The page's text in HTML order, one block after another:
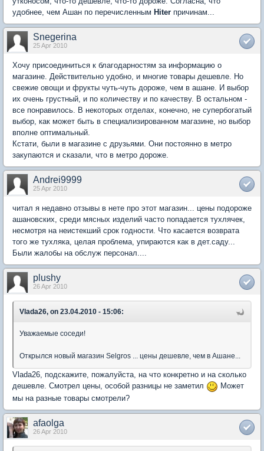
удобнее, чем Ашан по перечисленным Hiter причинам...
Snegerina
25 Apr 2010
Хочу присоединиться к благодарностям за информацию о
магазине. Действительно удобно, и многие товары дешевле. Но
свежие овощи и фрукты чуть-чуть дороже, чем в ашане. И выбор
их очень грустный, и по количеству и по качеству. В остальном -
все понравилось. В некоторых отделах, конечно, не супербогатый
выбор, как может быть в специализированном магазине, но выбор
вполне оптимальный.
Кстати, были в магазине с друзьями. Они постоянно в метро
закупаются и сказали, что в метро дороже.
Andrei9999
25 Apr 2010
читал я недавно отзывы в нете про этот магазин... цены подороже
ашановских, среди мясных изделий часто попадается тухлячек,
несмотря на неистекший срок годности. Что касается возврата
того же тухляка, целая проблема, упираются как в дет.саду...
Были жалобы на обслуж персонал....
plushy
26 Apr 2010
Vlada26, on 23.04.2010 - 15:06:
Уважаемые соседи!
Открылся новый магазин Selgros ... цены дешевле, чем в Ашане...
Vlada26, подскажите, пожалуйста, на что конкретно и на сколько
дешевле. Смотрел цены, особой разницы не заметил
Может
мы на разные товары смотрели?
afaolga
26 Apr 2010